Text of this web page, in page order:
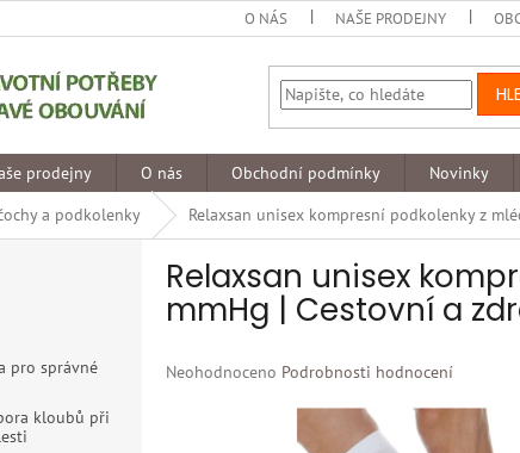
O NÁS NAŠE PRODEJNY
prodejny O nás Obchodní podmínky Novinky
a podkolenky Relaxsan unisex kompresní podkolenky z
pro správné
kloubů při
Relaxsan unisex
mmHg | Cestovní a
Průměrné
Neohodnoceno Podrobnosti hodnocení